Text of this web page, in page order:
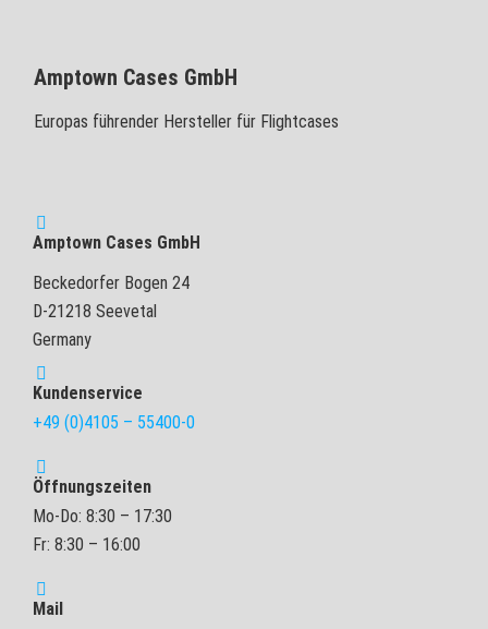
Amptown Cases GmbH
Europas führender Hersteller für Flightcases
Amptown Cases GmbH
Beckedorfer Bogen 24
D-21218 Seevetal
Germany
Kundenservice
+49 (0)4105 – 55400-0
Öffnungszeiten
Mo-Do: 8:30 – 17:30
Fr: 8:30 – 16:00
Mail